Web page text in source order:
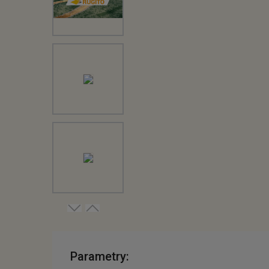
Parametry: